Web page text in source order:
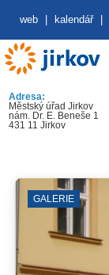
web kalendář
Adresa:
Městský úřad Jirkov
nám. Dr. E. Beneše 1
431 11 Jirkov
GALERIE